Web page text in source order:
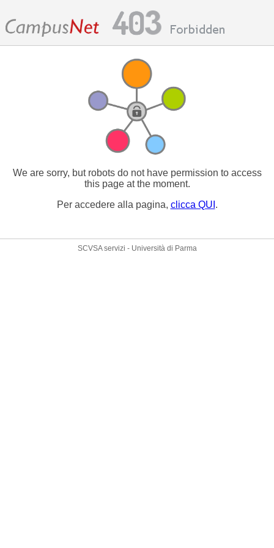
We are sorry, but robots do not have permission to access
this page at the moment.
Per accedere alla pagina, clicca QUI .
SCVSA servizi - Università di Parma